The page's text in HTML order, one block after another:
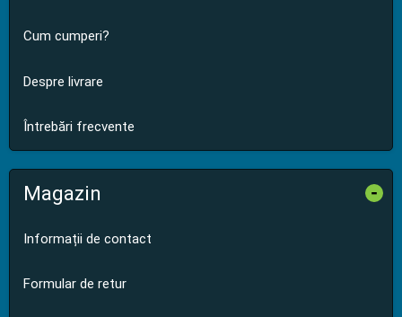
Cum cumperi?
Despre livrare
Întrebări frecvente
Magazin -
Informații de contact
Formular de retur